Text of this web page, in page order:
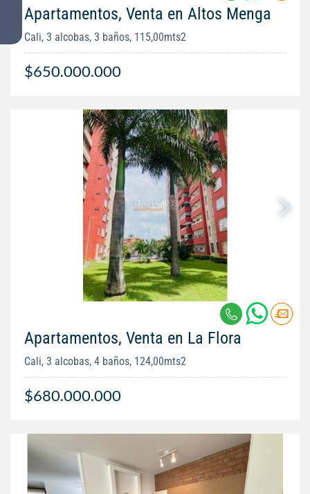
Apartamentos, Venta en Altos Menga
Cali, 3 alcobas, 3 baños, 115,00mts2
$650.000.000
Apartamentos, Venta en La Flora
Cali, 3 alcobas, 4 baños, 124,00mts2
$680.000.000